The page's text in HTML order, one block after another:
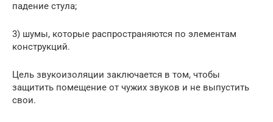
падение стула;
3) шумы, которые распространяются по элементам
конструкций.
Цель звукоизоляции заключается в том, чтобы
защитить помещение от чужих звуков и не выпустить
свои.